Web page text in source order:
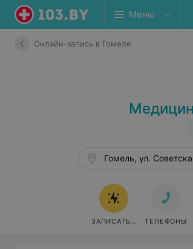
Меню
Онлайн-запись в Гомеле
Гомель, ул.
ЗАПИСАТЬСЯ ОНЛАЙН
ТЕЛЕФОНЫ